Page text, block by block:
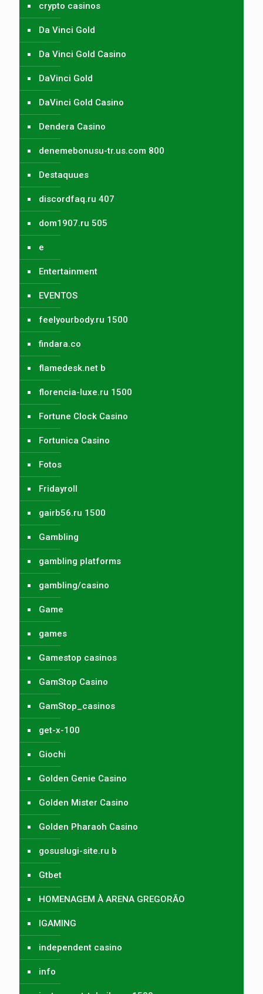
crypto casinos
Da Vinci Gold
Da Vinci Gold Casino
DaVinci Gold
DaVinci Gold Casino
Dendera Casino
denemebonusu-tr.us.com 800
Destaquues
discordfaq.ru 407
dom1907.ru 505
e
Entertainment
EVENTOS
feelyourbody.ru 1500
findara.co
flamedesk.net b
florencia-luxe.ru 1500
Fortune Clock Casino
Fortunica Casino
Fotos
Fridayroll
gairb56.ru 1500
Gambling
gambling platforms
gambling/casino
Game
games
Gamestop casinos
GamStop Casino
GamStop_casinos
get-x-100
Giochi
Golden Genie Casino
Golden Mister Casino
Golden Pharaoh Casino
gosuslugi-site.ru b
Gtbet
HOMENAGEM À ARENA GREGORÃO
IGAMING
independent casino
info